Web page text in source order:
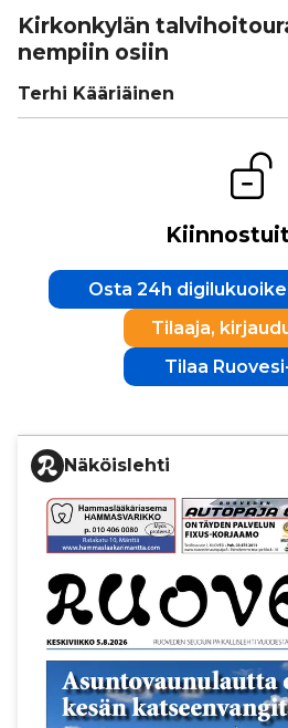
Kir­kon­ky­län
nem­piin osiin
Terhi Kääriäinen
Osta 24h
Tilaaja,
Tilaa
Näköislehti